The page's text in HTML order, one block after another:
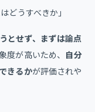
どうすべきか」
とせず、まずは論点
度が高いため、 自分
きるかが評価されや